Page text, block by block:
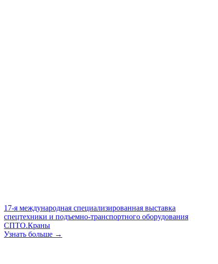
17-я международная специализированная выставка
спецтехники и подъемно-транспортного оборудования
СПТО.Краны
Узнать больше →